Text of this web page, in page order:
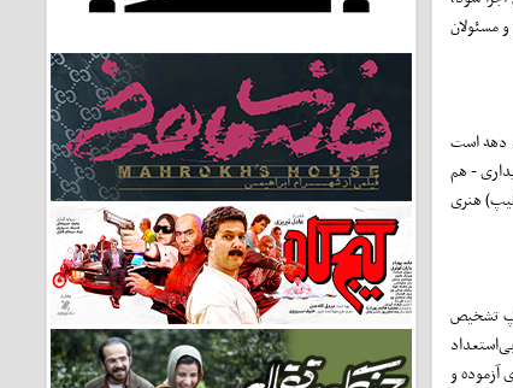
مسئولان
که چند دهه است
- هم
هنری
تشخیص
و